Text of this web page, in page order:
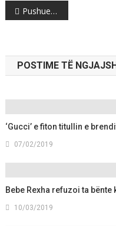
Post
navigation
Pushuesit nga Kosova edhe gjatë shtatorit në Durrës
POSTIME TË
‘Gucci’ e fiton titullin e
07/02/2019
Bebe Rexha refuzoi ta bënte
10/03/2019